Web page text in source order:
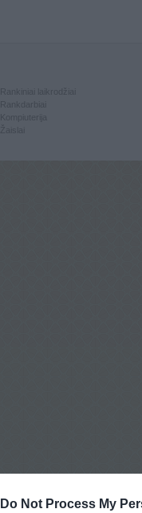
Do Not Process My
Kompiuterija
Žaislai